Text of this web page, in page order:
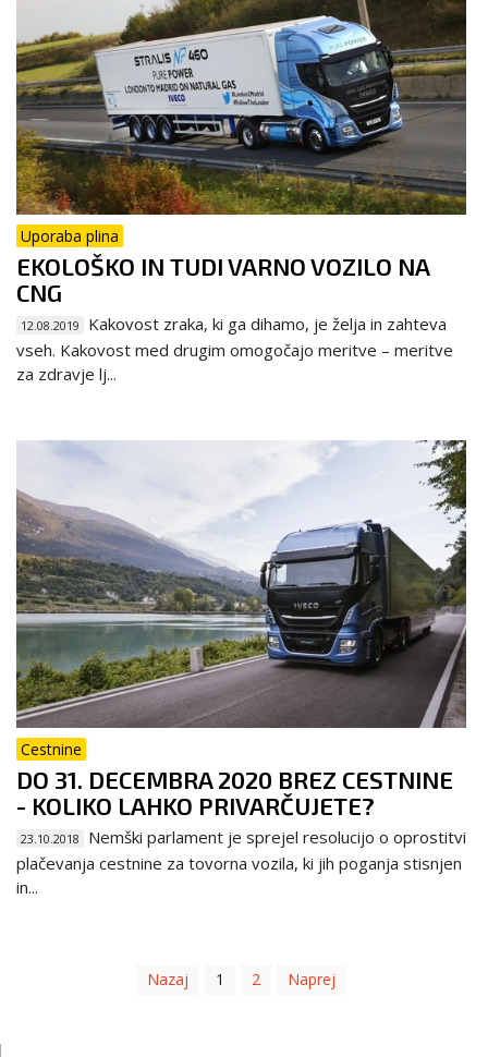
Uporaba plina
EKOLOŠKO IN TUDI VARNO VOZILO NA
CNG
12.08.2019
Kakovost zraka, ki ga dihamo, je želja in zahteva
vseh. Kakovost med drugim omogočajo meritve – meritve
za zdravje lj...
Cestnine
DO 31. DECEMBRA 2020 BREZ CESTNINE
- KOLIKO LAHKO PRIVARČUJETE?
23.10.2018
Nemški parlament je sprejel resolucijo o oprostitvi
plačevanja cestnine za tovorna vozila, ki jih poganja stisnjen
in...
Nazaj 1 2 Naprej